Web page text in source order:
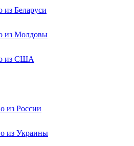
из Беларуси
из Молдовы
из США
из России
из Украины